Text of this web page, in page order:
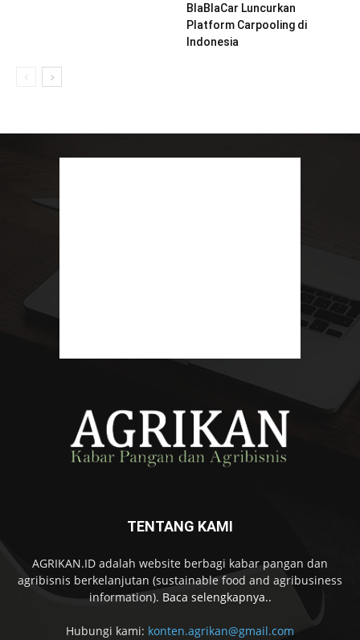
BlaBlaCar Luncurkan
Platform Carpooling di
Indonesia
TENTANG KAMI
AGRIKAN.ID adalah website berbagi kabar pangan dan
agribisnis berkelanjutan (sustainable food and agribusiness
information). Baca selengkapnya..
Hubungi kami: konten.agrikan@gmail.com